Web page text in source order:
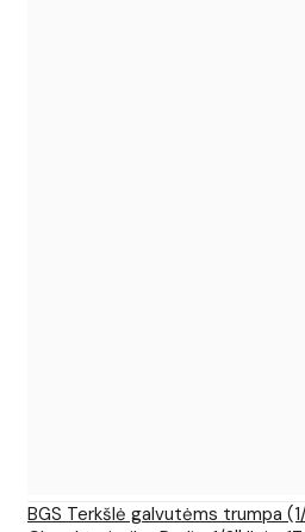
BGS Terkšlė galvutėms trumpa